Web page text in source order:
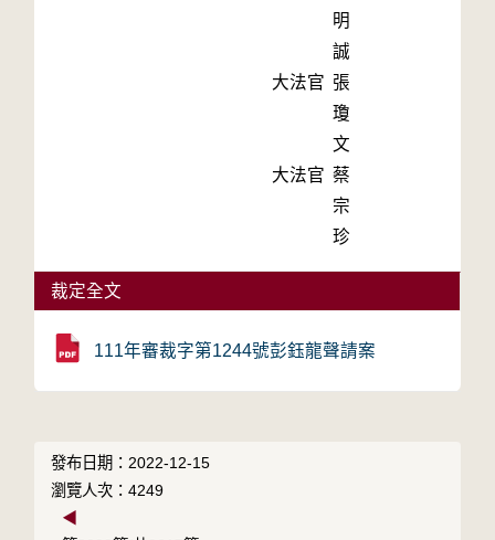
明
誠
大法官 張
瓊
文
大法官 蔡
宗
珍
裁定全文
111年審裁字第1244號彭鈺龍聲請案
發布日期：2022-12-15
瀏覽人次：4249
◀